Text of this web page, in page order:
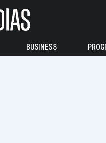
BUSINESS